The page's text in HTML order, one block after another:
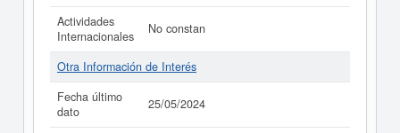
Actividades
Internacionales
No constan
Otra Información de Interés
Fecha último
dato
25/05/2024